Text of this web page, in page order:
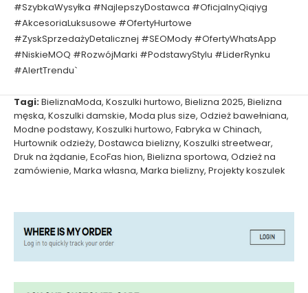
#SzybkaWysyłka #NajlepszyDostawca #OficjalnyQiqiyg
#AkcesoriaLuksusowe #OfertyHurtowe
#ZyskSprzedażyDetalicznej #SEOMody #OfertyWhatsApp
#NiskieMOQ #RozwójMarki #PodstawyStylu #LiderRynku
#AlertTrendu`
Tagi:BieliznaModa, Koszulki hurtowo, Bielizna 2025, Bielizna
męska, Koszulki damskie, Moda plus size, Odzież bawełniana,
Modne podstawy, Koszulki hurtowo, Fabryka w Chinach,
Hurtownik odzieży, Dostawca bielizny, Koszulki streetwear,
Druk na żądanie, EcoFas hion, Bielizna sportowa, Odzież na
zamówienie, Marka własna, Marka bielizny, Projekty koszulek